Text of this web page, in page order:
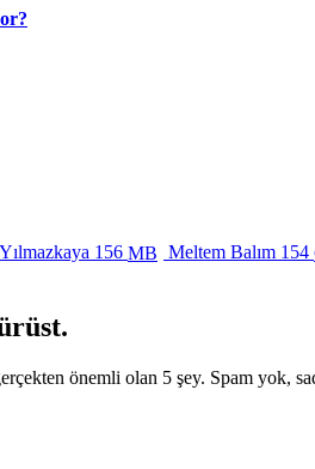
156 MB Meltem Balım 154
önemli olan 5 şey. Spam yok,